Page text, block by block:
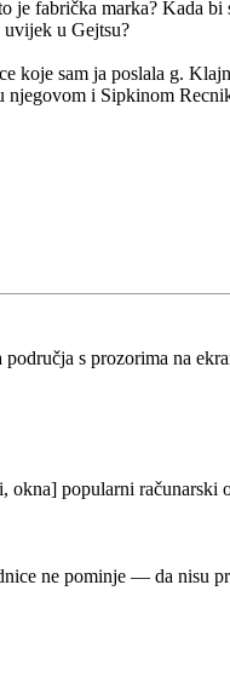
je fabrička marka? Kada
u Gejtsu?
koje sam ja poslala g.
njegovom i Sipkinom
s prozorima na
okna] popularni računarski
ne pominje — da nisu